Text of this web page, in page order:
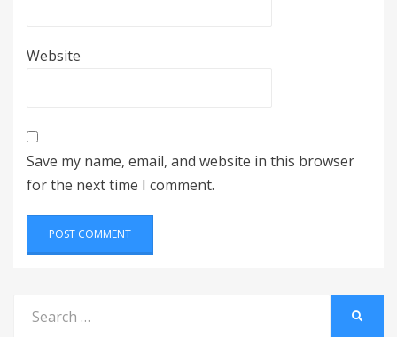
Website
Save my name, email, and website in this browser
for the next time I comment.
for: